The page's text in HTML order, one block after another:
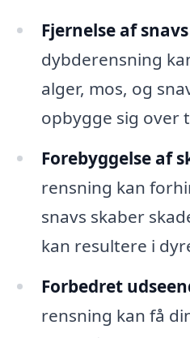
Fjernelse af
dybderensning
alger, mos, og
opbygge sig over
Forebyggelse af
rensning kan
snavs skaber
kan resultere i
Forbedret
rensning kan få